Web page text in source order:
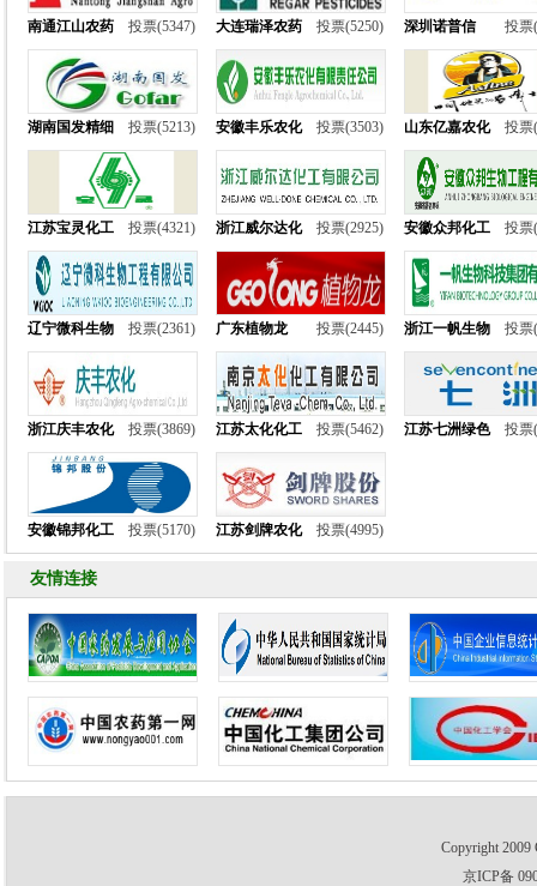
南通江山农药 投票(5347) 大连瑞泽农药 投票(5250) 深圳诺普信 投票
湖南国发精细 投票(5213) 安徽丰乐农化 投票(3503) 山东亿嘉农化 投票
江苏宝灵化工 投票(4321) 浙江威尔达化 投票(2925) 安徽众邦化工 投票
辽宁微科生物 投票(2361) 广东植物龙 投票(2445) 浙江一帆生物 投票
浙江庆丰农化 投票(3869) 江苏太化化工 投票(5462) 江苏七洲绿色 投票
安徽锦邦化工 投票(5170) 江苏剑牌农化 投票(4995)
友情连接
Copyright 2009
京ICP备